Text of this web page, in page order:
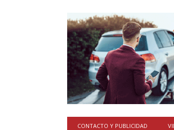
CONTACTO Y PUBLICIDAD